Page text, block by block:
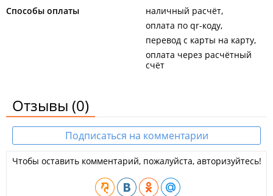
Способы оплаты
наличный расчёт
оплата по qr-коду
перевод с карты на карту
оплата через расчётный
счёт
Отзывы (0)
Подписаться на комментарии
Чтобы оставить комментарий, пожалуйста, авторизуйтесь!